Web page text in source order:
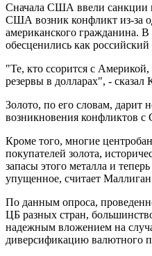
Сначала США ввели санкции
США возник конфликт из-за
американского гражданина.
обесценились как
"Те, кто ссорится с
резервы в долларах", - сказал
Золото, по его словам, дарит
возникновения конфликтов
Кроме того, многие
покупателей золота,
запасы этого металла и
упущенное, считает
По данным опроса,
ЦБ разных стран,
надежным вложением на
диверсификацию валютного